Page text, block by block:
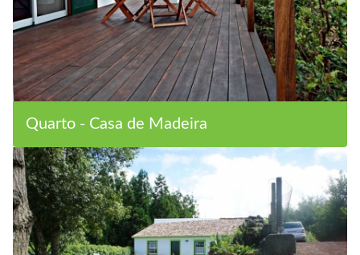
Quarto - Casa de Madeira